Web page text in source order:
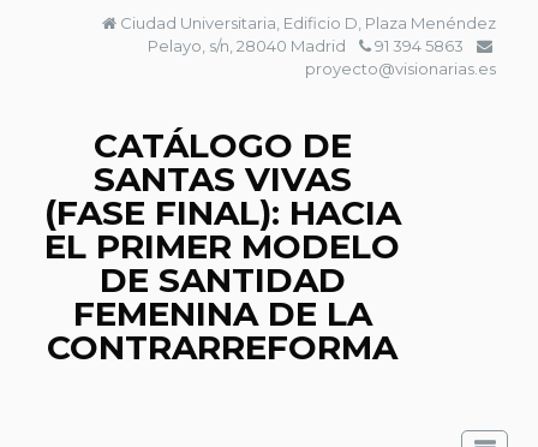
Ciudad Universitaria, Edificio D, Plaza Menéndez
Pelayo, s/n, 28040 Madrid
91 394 5863
proyecto@visionarias.es
CATÁLOGO DE
SANTAS VIVAS
(FASE FINAL): HACIA
EL PRIMER MODELO
DE SANTIDAD
FEMENINA DE LA
CONTRARREFORMA